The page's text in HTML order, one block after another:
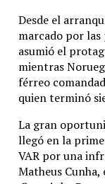
Desde el
marcado por
asumió el
mientras
férreo
quien terminó
La gran
llegó en la
VAR por una
Matheus